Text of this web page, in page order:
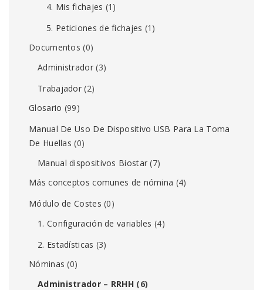
4. Mis fichajes (1)
5. Peticiones de fichajes (1)
Documentos (0)
Administrador(3)
Trabajador (2)
Glosario (99)
Manual De Uso De Dispositivo USB Para La Toma
De Huellas (0)
Manual dispositivos Biostar (7)
Más conceptos comunes de nómina (4)
Módulo de Costes (0)
1. Configuración de variables (4)
2. Estadísticas (3)
Nóminas (0)
Administrador – RRHH (6)